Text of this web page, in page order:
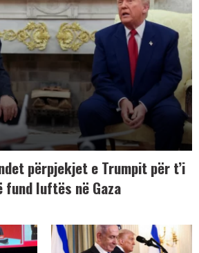
përpjekjet e Trumpit për t’i
fund luftës në Gaza